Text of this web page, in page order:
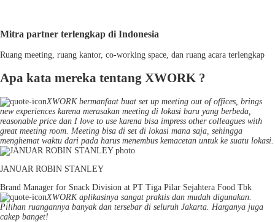
Mitra partner terlengkap di Indonesia
Ruang meeting, ruang kantor, co-working space, dan ruang acara terlengkap
Apa kata mereka tentang XWORK ?
XWORK bermanfaat buat set up meeting out of offices, brings
new experiences karena merasakan meeting di lokasi baru yang berbeda,
reasonable price dan I love to use karena bisa impress other colleagues with
great meeting room. Meeting bisa di set di lokasi mana saja, sehingga
menghemat waktu dari pada harus menembus kemacetan untuk ke suatu lokasi.
JANUAR ROBIN STANLEY
Brand Manager for Snack Division at PT Tiga Pilar Sejahtera Food Tbk
XWORK aplikasinya sangat praktis dan mudah digunakan.
Pilihan ruangannya banyak dan tersebar di seluruh Jakarta. Harganya juga
cakep banget!